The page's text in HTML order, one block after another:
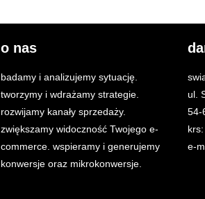
o nas
badamy i analizujemy sytuację.
tworzymy i wdrażamy strategie.
rozwijamy kanały sprzedaży.
zwiększamy widoczność Twojego e-
commerce. wspieramy i generujemy
konwersje oraz mikrokonwersje.
ul.
54-
e-